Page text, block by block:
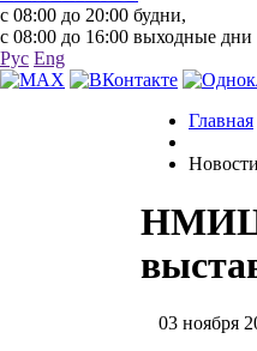
с 08:00 до 20:00 будни,
с 08:00 до 16:00 выходные дни
Рус Eng
Главная
Новости
НМИЦ
03 ноября